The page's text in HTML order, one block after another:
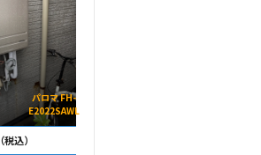
パロマ FH-
E2022SAWL
（税込）